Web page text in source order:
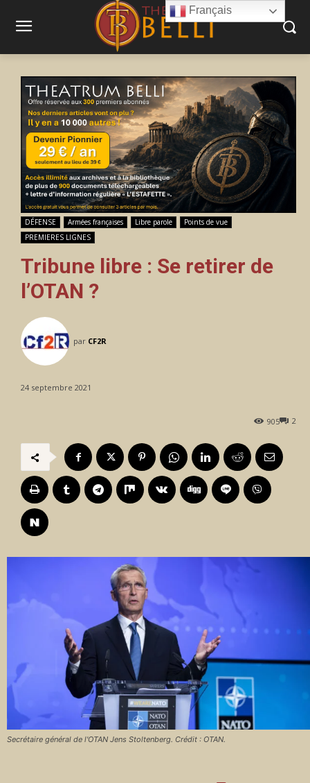
DÉFENSE Armées françaises Libre parole
Points de vue
PREMIERES LIGNES
Tribune libre : Se retirer de
l’OTAN ?
par CF2R
24 septembre 2021
2
905
Secrétaire général de l'OTAN Jens Stoltenberg. Crédit : OTAN.
Français